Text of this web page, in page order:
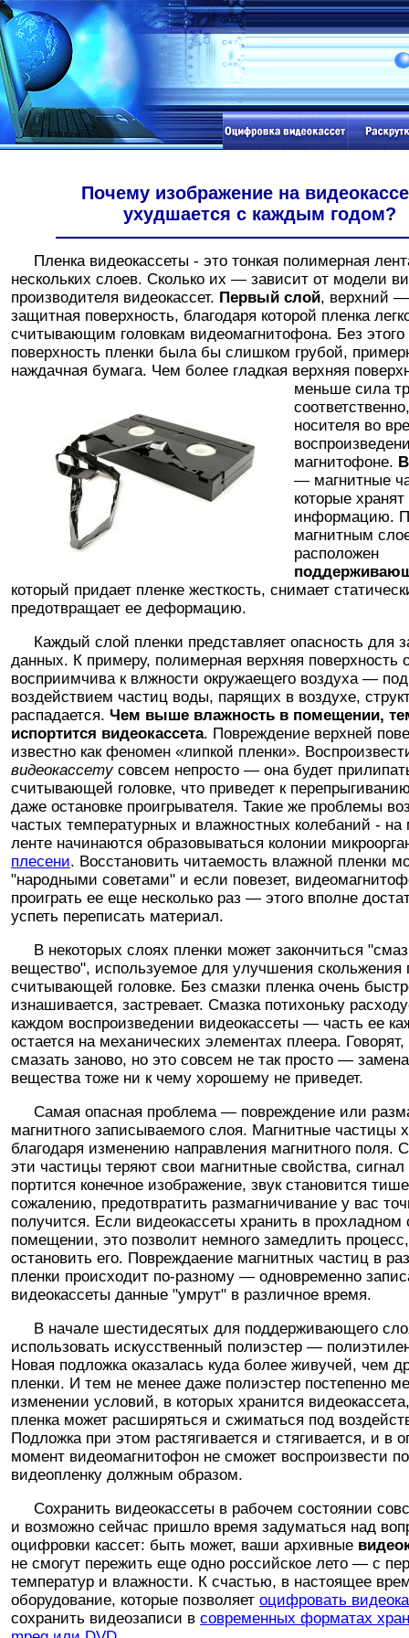
Почему изображение на
ухудшается с каждым годом?
Пленка видеокассеты - это тонкая полимерная
нескольких слоев. Сколько их — зависит от модели
производителя видеокассет. Первый слой, верхний —
защитная поверхность, благодаря которой пленка
считывающим головкам видеомагнитофона. Без этого
поверхность пленки была бы слишком грубой,
наждачная бумага. Чем более гладкая верхняя
меньше сила
носителя во
магнитофоне.
— магнитные
которые
информацию.
магнитным
расположен
который придает пленке жесткость, снимает
предотвращает ее деформацию.
Каждый слой пленки представляет опасность для
данных. К примеру, полимерная верхняя поверхность
восприимчива к влжности окружаещего воздуха — под
воздействием частиц воды, парящих в воздухе,
распадается. Чем выше влажность в помещении,
испортится видеокассета. Повреждение верхней
известно как феномен «липкой пленки».
видеокассетусовсем непросто — она будет
считывающей головке, что приведет к
даже остановке проигрывателя. Такие же проблемы
частых температурных и влажностных колебаний - на
ленте начинаются образовываться колонии
плесени. Восстановить читаемость влажной пленки
"народными советами" и если повезет,
проиграть ее еще несколько раз — этого вполне
успеть переписать материал.
В некоторых слоях пленки может закончиться
вещество", используемое для улучшения скольжения
считывающей головке. Без смазки пленка очень
изнашивается, застревает. Смазка потихоньку
каждом воспроизведении видеокассеты — часть ее
остается на механических элементах плеера.
смазать заново, но это совсем не так просто —
вещества тоже ни к чему хорошему не приведет.
Самая опасная проблема — повреждение или
магнитного записываемого слоя. Магнитные частицы
благодаря изменению направления магнитного поля.
эти частицы теряют свои магнитные свойства,
портится конечное изображение, звук становится
сожалению, предотвратить размагничивание у вас
получится. Если видеокассеты хранить в прохладном
помещении, это позволит немного замедлить
остановить его. Повреждаение магнитных частиц в
пленки происходит по-разному — одновременно
видеокассеты данные "умрут" в различное время.
В начале шестидесятых для поддерживающего
использовать искусственный полиэстер —
Новая подложка оказалась куда более живучей, чем
пленки. И тем не менее даже полиэстер постепенно
изменении условий, в которых хранится
пленка может расширяться и сжиматься под
Подложка при этом растягивается и стягивается, и в
момент видеомагнитофон не сможет воспроизвести
видеопленку должным образом.
Сохранить видеокассеты в рабочем состоянии
и возможно сейчас пришло время задуматься над
оцифровки кассет: быть может, ваши архивные
не смогут пережить еще одно российское лето — с
температур и влажности. К счастью, в настоящее
оборудование, которые позволяет оцифровать
сохранить видеозаписи в современных форматах